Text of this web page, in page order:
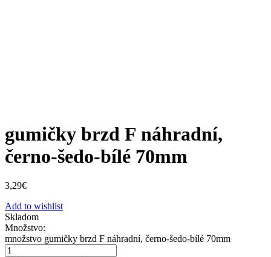
gumičky brzd F náhradní,
černo-šedo-bílé 70mm
3,29€
Add to wishlist
Skladom
Množstvo:
množstvo gumičky brzd F náhradní, černo-šedo-bílé 70mm